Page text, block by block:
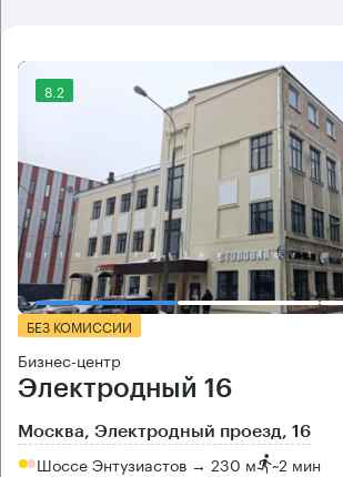
8.2
БЕЗ КОМИССИИ
Бизнес-центр
Электродный 16
Москва, Электродный проезд, 16
Шоссе Энтузиастов → 230 м ~2 мин